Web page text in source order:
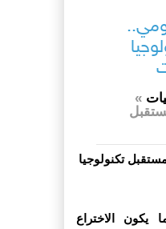
»
يكون الاختراع